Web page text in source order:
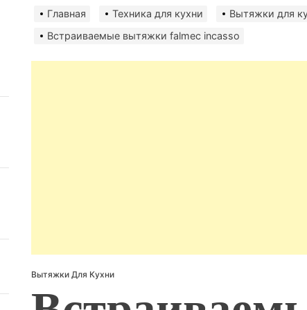
Главная Техника для кухни
Вытяжки для
Встраиваемые вытяжки falmec incasso
Вытяжки Для Кухни